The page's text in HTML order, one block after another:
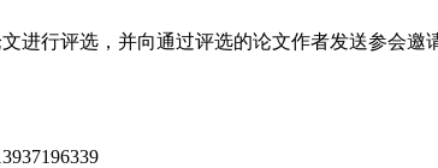
行评选，并向通过评选的论文作者发送参会邀